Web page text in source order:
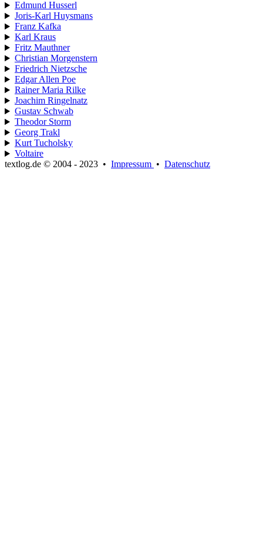
Edmund Husserl
Joris-Karl Huysmans
Franz Kafka
Karl Kraus
Fritz Mauthner
Christian Morgenstern
Friedrich Nietzsche
Edgar Allen Poe
Rainer Maria Rilke
Joachim Ringelnatz
Gustav Schwab
Theodor Storm
Georg Trakl
Kurt Tucholsky
Voltaire
textlog.de © 2004 - 2023 • Impressum • Datenschutz